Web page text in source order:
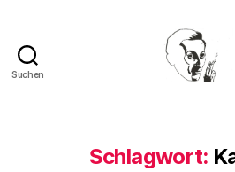
Suchen
Schlagwort: